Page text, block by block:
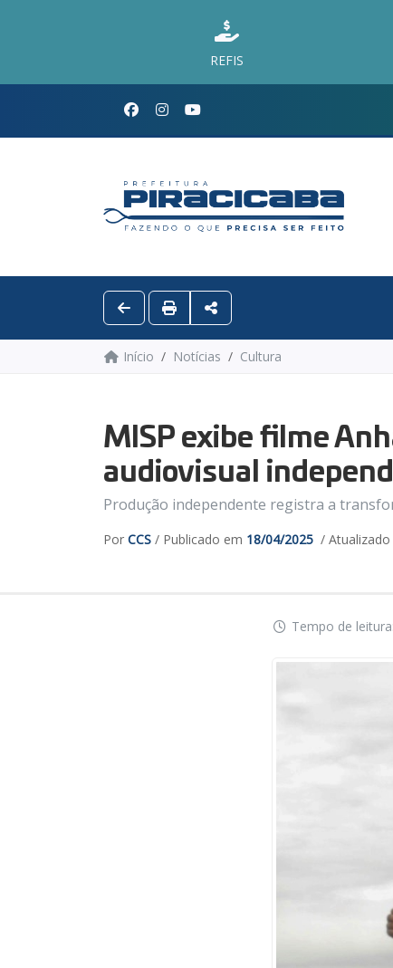
REFIS
Início Notícias Cultura
MISP exibe filme
audiovisual
Produção independente registra a
Por CCS / Publicado em 18/04/2025 / Atualizado
Tempo de